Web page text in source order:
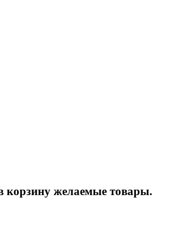
корзину желаемые товары.